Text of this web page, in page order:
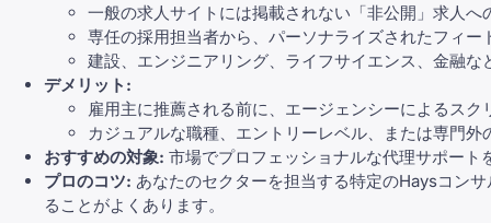
一般の求人サイトには掲載されない「非公開」求人へ
専任の採用担当者から、パーソナライズされたフィ
建設、エンジニアリング、ライフサイエンス、金融
デメリット:
雇用主に推薦される前に、エージェンシーによるス
カジュアルな職種、エントリーレベル、または専門
おすすめの対象: 市場でプロフェッショナルな代理サポー
プロのコツ: あなたのセクターを担当する特定のHaysコン
ることがよくあります。